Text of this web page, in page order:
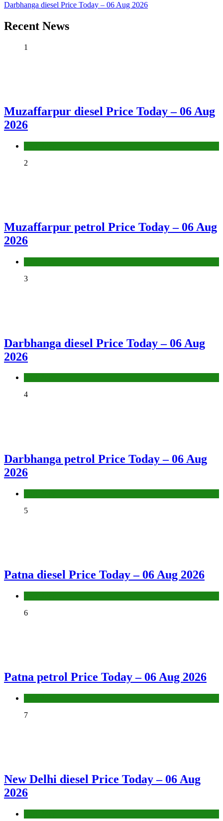
Darbhanga diesel Price Today – 06 Aug 2026
Recent News
1
Muzaffarpur diesel Price Today – 06 Aug
2026
2
Muzaffarpur petrol Price Today – 06 Aug
2026
3
Darbhanga diesel Price Today – 06 Aug
2026
4
Darbhanga petrol Price Today – 06 Aug
2026
5
Patna diesel Price Today – 06 Aug 2026
6
Patna petrol Price Today – 06 Aug 2026
7
New Delhi diesel Price Today – 06 Aug
2026